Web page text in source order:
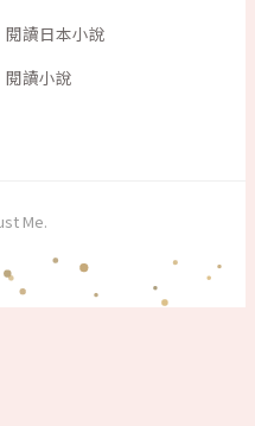
閱讀日本小說
閱讀小說
Me.